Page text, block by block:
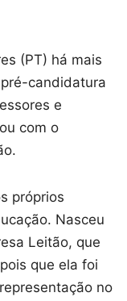
(PT) há mais
candidatura
e
com o
próprios
Nasceu
Leitão, que
que ela foi
no